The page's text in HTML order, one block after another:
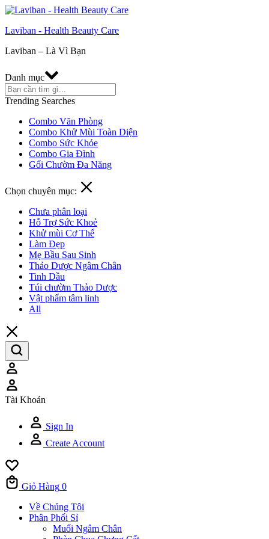
Laviban - Health Beauty Care
Laviban – Là Vì Bạn
Danh mục
Trending Searches
Combo Văn Phòng
Combo Khử Mùi Toàn Diện
Combo Sức Khỏe
Combo Gia Đình
Gối Chườm Đa Năng
Chọn chuyên mục:
Chưa phân loại
Hỗ Trợ Sức Khoẻ
Khử mùi Cơ Thể
Làm Đẹp
Mẹ Bầu Sau Sinh
Thảo Dược Ngâm Chân
Tinh Dầu
Túi chườm Thảo Dược
Vật phẩm tâm linh
All
Tài Khoản
Sign In
Create Account
Giỏ Hàng 0
Về Chúng Tôi
Phân Phối Sỉ
Muối Ngâm Chân